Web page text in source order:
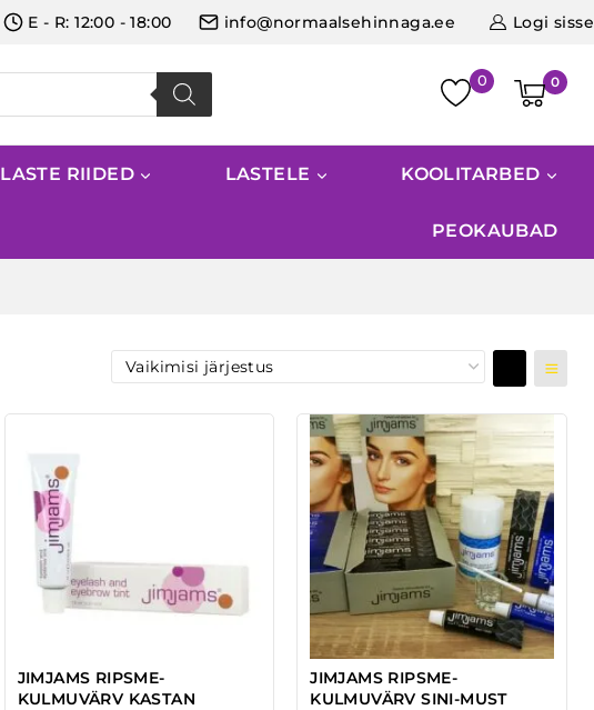
E - R: 12:00 - 18:00 info@normaalsehinnaga.ee Logi sisse
0
LASTE RIIDED LASTELE KOOLITARBED
PEOKAUBAD
JIMJAMS RIPSME-
KULMUVÄRV KASTAN
JIMJAMS RIPSME-
KULMUVÄRV SINI-MUST